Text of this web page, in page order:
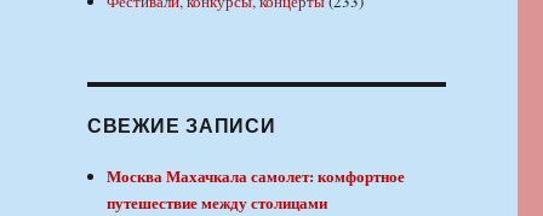
СВЕЖИЕ ЗАПИСИ
Москва Махачкала самолет: комфортное
путешествие между столицами